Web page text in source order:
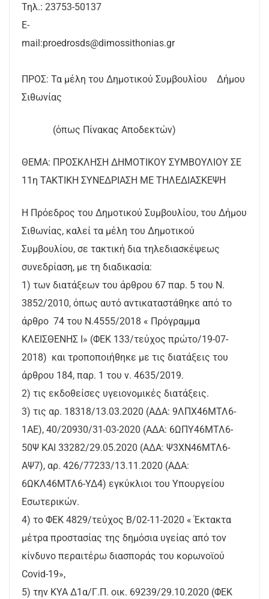
Τηλ.: 23753-50137
E-
ΠΡΟΣ: Τα μέλη του Δημοτικού Συμβουλίου Δήμου
Σιθωνίας
(όπως Πίνακας Αποδεκτών)
ΘΕΜΑ: ΠΡΟΣΚΛΗΣΗ ΔΗΜΟΤΙΚΟΥ ΣΥΜΒΟΥΛΙΟΥ ΣΕ
11η ΤΑΚΤΙΚΗ ΣΥΝΕΔΡΙΑΣΗ ΜΕ ΤΗΛΕΔΙΑΣΚΕΨΗ
Η Πρόεδρος του Δημοτικού Συμβουλίου, του Δήμου
Σιθωνίας, καλεί τα μέλη του Δημοτικού
Συμβουλίου, σε τακτική δια τηλεδιασκέψεως
συνεδρίαση, με τη διαδικασία:
1) των διατάξεων του άρθρου 67 παρ. 5 του Ν.
3852/2010, όπως αυτό αντικαταστάθηκε από το
άρθρο 74 του Ν.4555/2018 « Πρόγραμμα
ΚΛΕΙΣΘΕΝΗΣ Ι» (ΦΕΚ 133/τεύχος πρώτο/19-07-
2018) και τροποποιήθηκε με τις διατάξεις του
άρθρου 184, παρ. 1 του ν. 4635/2019.
2) τις εκδοθείσες υγειονομικές διατάξεις.
3) τις αρ. 18318/13.03.2020 (ΑΔΑ: 9ΛΠΧ46ΜΤΛ6-
1ΑΕ), 40/20930/31-03-2020 (ΑΔΑ: 6ΩΠΥ46ΜΤΛ6-
50Ψ ΚΑΙ 33282/29.05.2020 (ΑΔΑ: Ψ3ΧΝ46ΜΤΛ6-
ΑΨ7), αρ. 426/77233/13.11.2020 (ΑΔΑ:
6ΩΚΛ46ΜΤΛ6-ΥΔ4) εγκύκλιοι του Υπουργείου
Εσωτερικών.
4) το ΦΕΚ 4829/τεύχος Β/02-11-2020 « Έκτακτα
μέτρα προστασίας της δημόσια υγείας από τον
κίνδυνο περαιτέρω διασποράς του κορωνοϊού
Covid-19»,
5) την ΚΥΑ Δ1α/Γ.Π. οικ. 69239/29.10.2020 (ΦΕΚ